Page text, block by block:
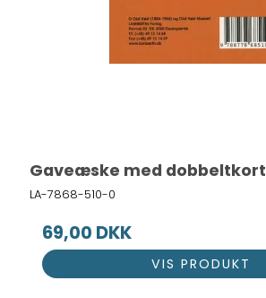
Gaveæske med dobbeltkort
LA-7868-510-0
69,00 DKK
VIS PRODUKT